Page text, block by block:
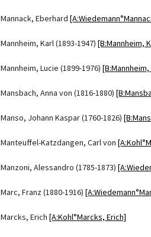
Mannack, Eberhard
Mannheim, Karl (1893-1947) [B:Mannheim,
Mannheim, Lucie (1899-1976)
Mansbach, Anna von (1816-1880)
Manso, Johann Kaspar (1760-1826)
Manteuffel-Katzdangen, Carl von
Manzoni, Alessandro (1785-1873)
Marc, Franz (1880-1916)
Marcks, Erich [A:Kohl°Marcks, Erich]